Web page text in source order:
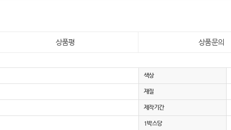
상품평 상품문의
색상
재질
제작기간
1박스당